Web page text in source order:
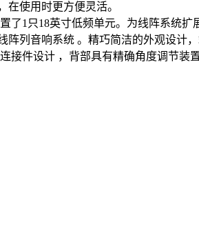
使用时更方便灵活。
了1只18英寸低频单元。为线阵系统
列音响系统 。精巧简洁的外观设
接件设计 ，背部具有精确角度调节